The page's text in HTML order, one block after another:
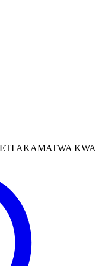
AKAMATWA KWA